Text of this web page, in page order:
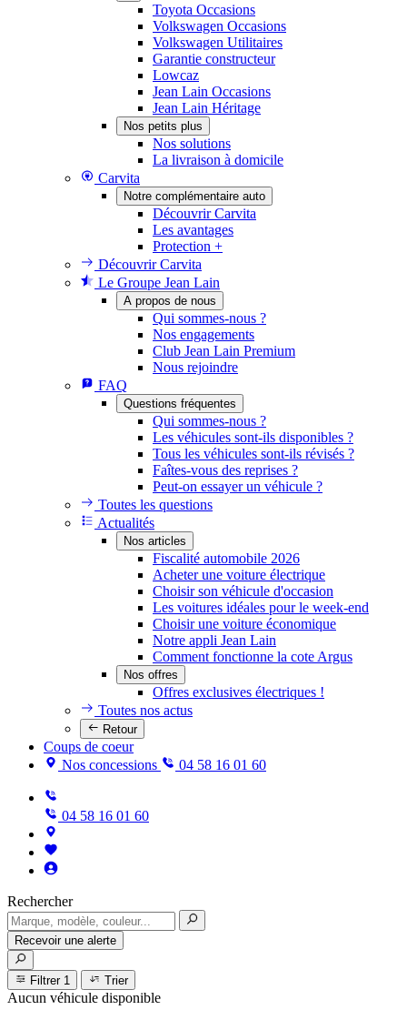
Toyota Occasions
Volkswagen Occasions
Volkswagen Utilitaires
Garantie constructeur
Lowcaz
Jean Lain Occasions
Jean Lain Héritage
Nos petits plus
Nos solutions
La livraison à domicile
Carvita
Notre complémentaire auto
Découvrir Carvita
Les avantages
Protection +
Découvrir Carvita
Le Groupe Jean Lain
A propos de nous
Qui sommes-nous ?
Nos engagements
Club Jean Lain Premium
Nous rejoindre
FAQ
Questions fréquentes
Qui sommes-nous ?
Les véhicules sont-ils disponibles ?
Tous les véhicules sont-ils révisés ?
Faîtes-vous des reprises ?
Peut-on essayer un véhicule ?
Toutes les questions
Actualités
Nos articles
Fiscalité automobile 2026
Acheter une voiture électrique
Choisir son véhicule d'occasion
Les voitures idéales pour le week-end
Choisir une voiture économique
Notre appli Jean Lain
Comment fonctionne la cote Argus
Nos offres
Offres exclusives électriques !
Toutes nos actus
Retour
Coups de coeur
Nos concessions
04 58 16 01 60
04 58 16 01 60
Rechercher
Recevoir une alerte
Filtrer 1 Trier
Aucun véhicule disponible